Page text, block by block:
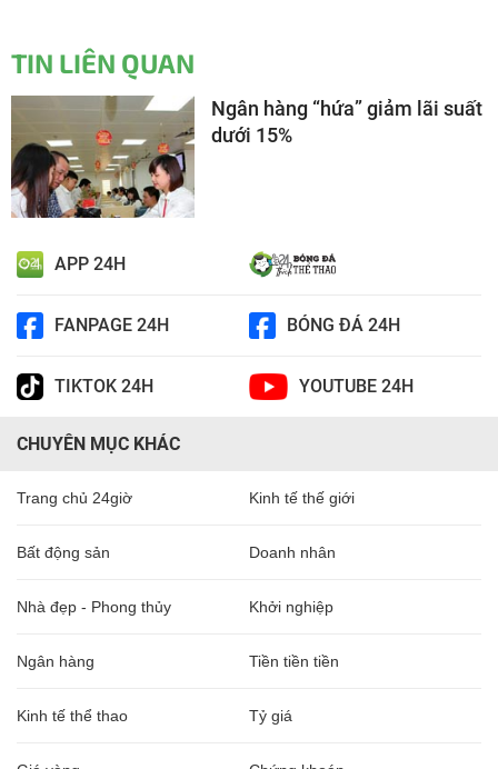
TIN LIÊN QUAN
Ngân hàng “hứa” giảm lãi suất
dưới 15%
APP 24H
FANPAGE 24H BÓNG ĐÁ 24H
TIKTOK 24H YOUTUBE 24H
CHUYÊN MỤC KHÁC
Trang chủ 24giờ Kinh tế thế giới
Bất động sản Doanh nhân
Nhà đẹp - Phong thủy Khởi nghiệp
Ngân hàng Tiền tiền tiền
Kinh tế thể thao Tỷ giá